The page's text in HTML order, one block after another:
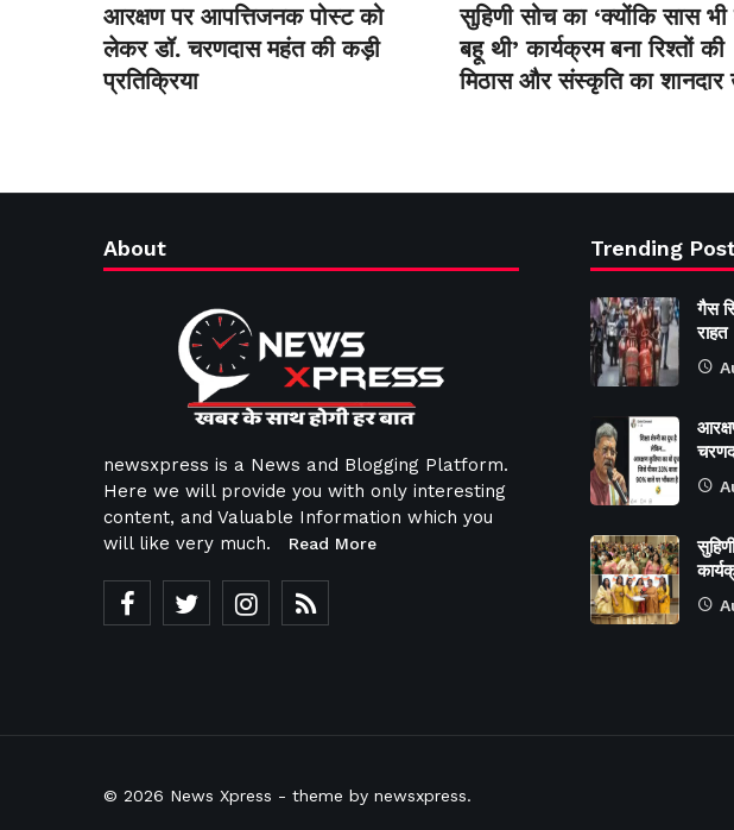
आरक्षण पर आपत्तिजनक पोस्ट को
लेकर डॉ. चरणदास महंत की कड़ी
प्रतिक्रिया
सुहिणी सोच का ‘क्योंकि सास
बहू थी’ कार्यक्रम बना रिश्तों की
मिठास और संस्कृति का शानदार
About
newsxpress is a News and Blogging Platform.
Here we will provide you with only interesting
content, and Valuable Information which you
will like very much.
Read More
Trending
गैस
राहत
© 2026 News Xpress - theme by newsxpress.